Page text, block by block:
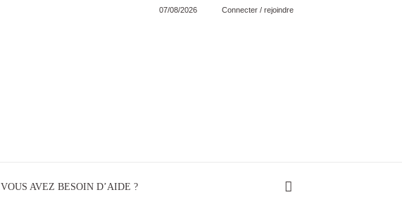
07/08/2026 Connecter / rejoindre
VOUS AVEZ BESOIN D’AIDE ?